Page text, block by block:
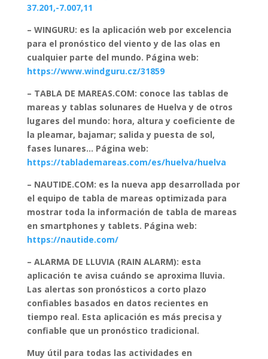
37.201,-7.007,11
– WINGURU: es la aplicación web por excelencia
para el pronóstico del viento y de las olas en
cualquier parte del mundo. Página web:
https://www.windguru.cz/31859
– TABLA DE MAREAS.COM: conoce las tablas de
mareas y tablas solunares de Huelva y de otros
lugares del mundo: hora, altura y coeficiente de
la pleamar, bajamar; salida y puesta de sol,
fases lunares… Página web:
https://tablademareas.com/es/huelva/huelva
– NAUTIDE.COM: es la nueva app desarrollada por
el equipo de tabla de mareas optimizada para
mostrar toda la información de tabla de mareas
en smartphones y tablets. Página web:
https://nautide.com/
– ALARMA DE LLUVIA (RAIN ALARM): esta
aplicación te avisa cuándo se aproxima lluvia.
Las alertas son pronósticos a corto plazo
confiables basados en datos recientes en
tiempo real. Esta aplicación es más precisa y
confiable que un pronóstico tradicional.
Muy útil para todas las actividades en